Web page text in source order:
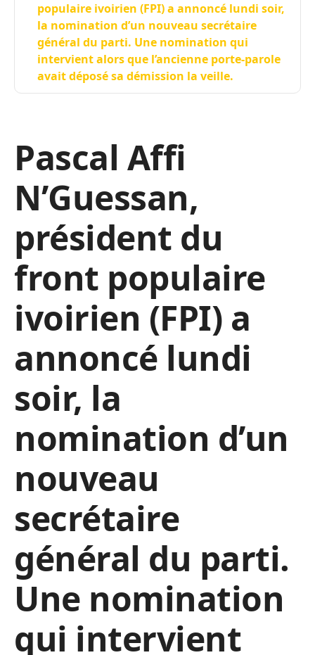
populaire ivoirien (FPI) a annoncé lundi soir,
la nomination d’un nouveau secrétaire
général du parti. Une nomination qui
intervient alors que l’ancienne porte-parole
avait déposé sa démission la veille.
Pascal Affi
N’Guessan,
président du
front populaire
ivoirien (FPI) a
annoncé lundi
soir, la
nomination d’un
nouveau
secrétaire
général du parti.
Une nomination
qui intervient